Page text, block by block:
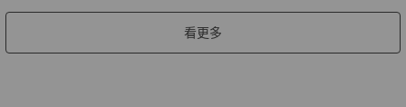
看更多